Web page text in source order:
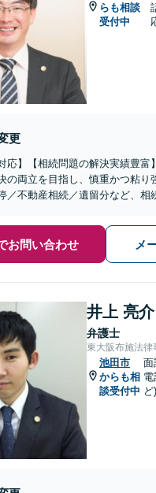
らも相談
受付中
更
応】【相続問題の解決実績豊
の両立を目指し、慎重かつ粘り
／不動産相続／遺留分など、相
お問い合わせ メ
井上 亮介
弁護士
東大阪布施法律
池田市
からも相
談受付中
面